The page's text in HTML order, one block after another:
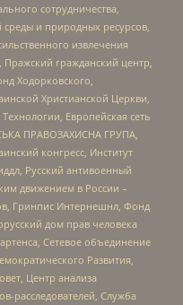
сотрудничества,
и природных ресурсов,
извлечения
гражданский центр,
Ходорковского,
Христианской Церкви,
Европейская сеть
ПРАВОЗАХИСНА ГРУПА,
конгресс, Институт
Русский антивоенный
движением в России –
Гринпис Интернешнл, Фонд
дом прав человека
Сетевое объединение
Развития,
Центр анализа
расследователей, Служба